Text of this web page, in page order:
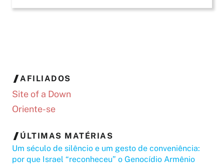
AFILIADOS
Site of a Down
Oriente-se
ÚLTIMAS MATÉRIAS
Um século de silêncio e um gesto de conveniência:
por que Israel “reconheceu” o Genocídio Armênio